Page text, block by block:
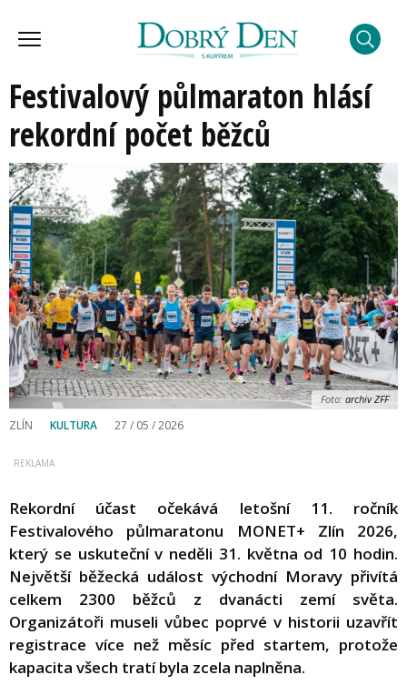
Festivalový půlmaraton hlásí
rekordní počet běžců
Foto: archiv ZFF
ZLÍN KULTURA 27 / 05 / 2026
Rekordní účast očekává letošní 11. ročník
Festivalového půlmaratonu MONET+ Zlín 2026,
který se uskuteční v neděli 31. května od 10 hodin.
Největší běžecká událost východní Moravy přivítá
celkem 2300 běžců z dvanácti zemí světa.
Organizátoři museli vůbec poprvé v historii uzavřít
registrace více než měsíc před startem, protože
kapacita všech tratí byla zcela naplněna.